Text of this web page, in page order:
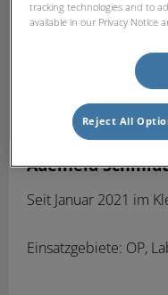
Adelheid Schmidt
Seit Januar 2021 im
Einsatzgebiete: OP,
tracking technologies and to
available in our Privacy Notice
Reject All